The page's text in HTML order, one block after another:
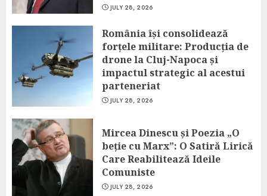
JULY 28, 2026
România își consolidează
forțele militare: Producția de
drone la Cluj-Napoca și
impactul strategic al acestui
parteneriat
JULY 28, 2026
Mircea Dinescu și Poezia „O
beție cu Marx”: O Satiră Lirică
Care Reabilitează Ideile
Comuniste
JULY 28, 2026